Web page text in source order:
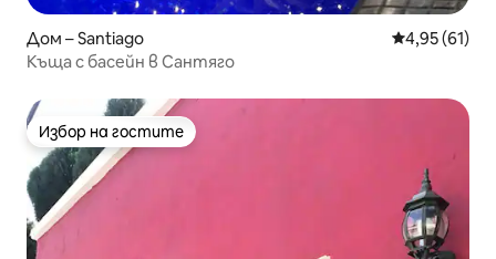
Дом – Santiago Средна
4,95 (61)
Къща с басейн в Сантяго
Избор на гостите
Избор на гостите